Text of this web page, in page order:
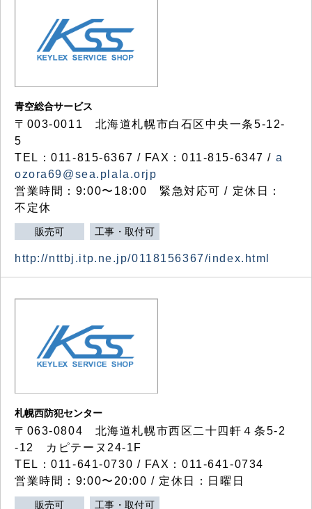
青空総合サービス
〒003-0011 北海道札幌市白石区中央一条5-12-
5
TEL：011-815-6367 / FAX：011-815-6347 / a
ozora69@sea.plala.orjp
営業時間：9:00〜18:00 緊急対応可 / 定休日：
不定休
販売可 工事・取付可
http://nttbj.itp.ne.jp/0118156367/index.html
札幌西防犯センター
〒063-0804 北海道札幌市西区二十四軒４条5-2
-12 カピテーヌ24-1F
TEL：011-641-0730 / FAX：011-641-0734
営業時間：9:00〜20:00 / 定休日：日曜日
販売可 工事・取付可